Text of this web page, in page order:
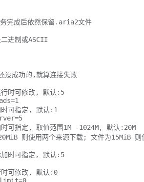
完成后依然保留.aria2文件
进制或ASCII
没成功的,就算连接失败
时可修改, 默认:5
=1
可指定, 默认:1
=5
可指定, 取值范围1M -1024M, 默认:20M
则使用两个来源下载; 文件为15MiB 则
时可指定, 默认:5
可修改, 默认:0